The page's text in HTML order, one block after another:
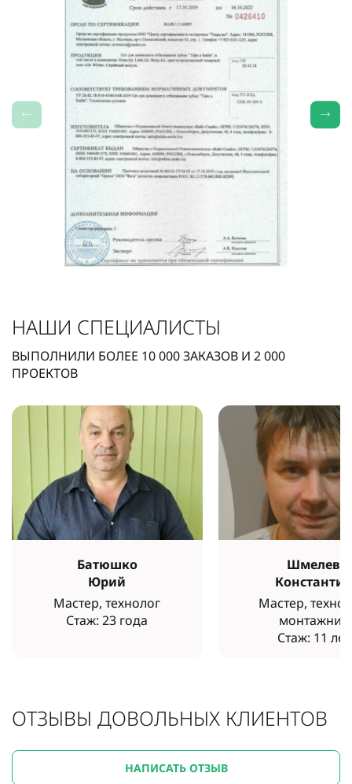
НАШИ СПЕЦИАЛИСТЫ
ВЫПОЛНИЛИ БОЛЕЕ 10 000ЗАКАЗОВ И 2 000
ПРОЕКТОВ
Батюшко
Юрий
Мастер, технолог
Стаж: 23 года
Шмелев
Константин
Мастер,
монтажник
Стаж: 11 лет
ОТЗЫВЫ ДОВОЛЬНЫХ КЛИЕНТОВ
НАПИСАТЬ ОТЗЫВ